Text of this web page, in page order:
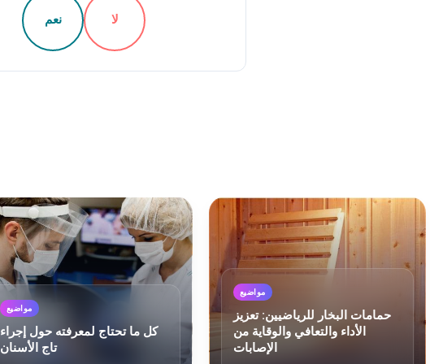
نعم لا
مواضيع
كل ما تحتاج لمعرفته حول إجراء
تاج الأسنان
مواضيع
حمامات البخار للرياضيين: تعزيز
الأداء والتعافي والوقاية من
الإصابات